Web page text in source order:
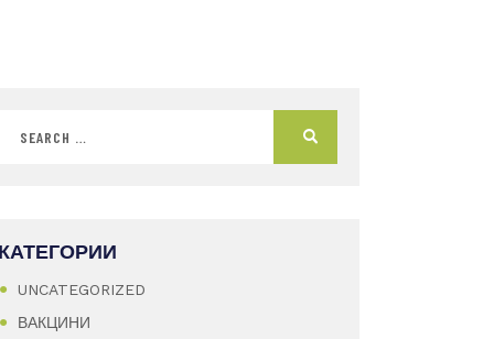
КАТЕГОРИИ
UNCATEGORIZED
ВАКЦИНИ